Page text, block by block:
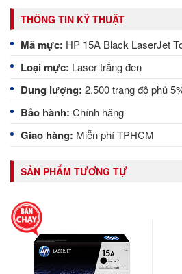
THÔNG TIN KỸ THUẬT
Mã mực: HP 15A Black LaserJet
Loại mực: Laser trắng đen
Dung lượng: 2.500 trang độ phủ
Bảo hành: Chính hãng
Giao hàng: Miễn phí TPHCM
SẢN PHẨM TƯƠNG TỰ